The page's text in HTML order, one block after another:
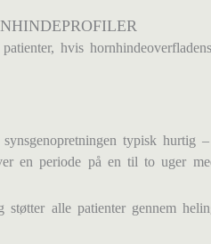
hvis
typisk
en periode på en til to uger
alle patienter gennem